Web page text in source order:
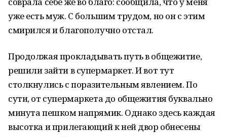
уже есть муж. С большим трудом, но он с этим
смирился и благополучно отстал.
Продолжая прокладывать путь в общежитие,
решили зайти в супермаркет. И вот тут
столкнулись с поразительным явлением. По
сути, от супермаркета до общежития буквально
минута пешком напрямик. Однако здесь каждая
высотка и прилегающий к ней двор обнесены